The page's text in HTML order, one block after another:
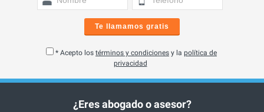
Te llamamos gratis
* Acepto los términos y condiciones y la política de
privacidad
¿Eres abogado o asesor?